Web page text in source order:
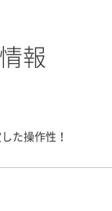
報
た操作性！